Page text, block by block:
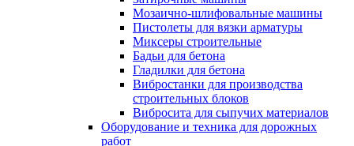
Мозаично-шлифовальные машины
Пистолеты для вязки арматуры
Миксеры строительные
Бадьи для бетона
Гладилки для бетона
Вибростанки для производства
строительных блоков
Вибросита для сыпучих материалов
Оборудование и техника для дорожных
работ